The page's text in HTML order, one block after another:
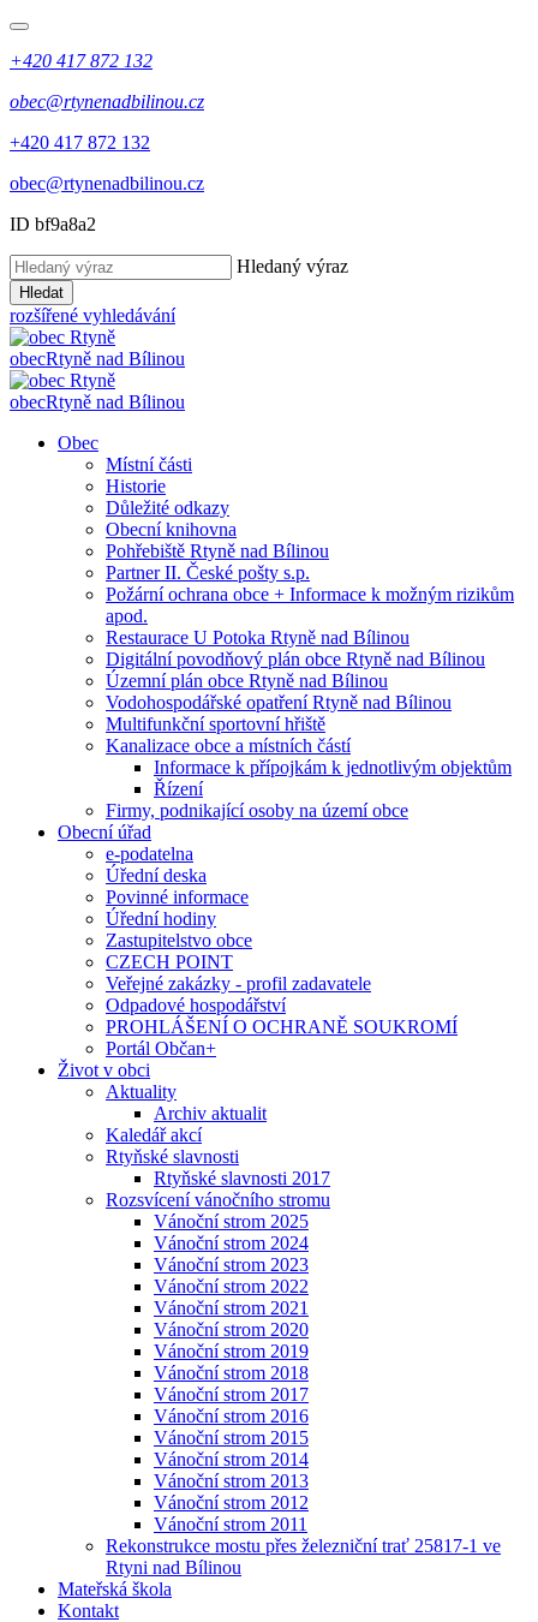
+420 417 872 132
obec@rtynenadbilinou.cz
+420 417 872 132
obec@rtynenadbilinou.cz
ID bf9a8a2
Hledaný výraz
Hledat
rozšířené vyhledávání
obecRtyně nad Bílinou
obecRtyně nad Bílinou
Obec
Místní části
Historie
Důležité odkazy
Obecní knihovna
Pohřebiště Rtyně nad Bílinou
Partner II. České pošty s.p.
Požární ochrana obce + Informace k možným rizikům
apod.
Restaurace U Potoka Rtyně nad Bílinou
Digitální povodňový plán obce Rtyně nad Bílinou
Územní plán obce Rtyně nad Bílinou
Vodohospodářské opatření Rtyně nad Bílinou
Multifunkční sportovní hřiště
Kanalizace obce a místních částí
Informace k přípojkám k jednotlivým objektům
Řízení
Firmy, podnikající osoby na území obce
Obecní úřad
e-podatelna
Úřední deska
Povinné informace
Úřední hodiny
Zastupitelstvo obce
CZECH POINT
Veřejné zakázky - profil zadavatele
Odpadové hospodářství
PROHLÁŠENÍ O OCHRANĚ SOUKROMÍ
Portál Občan+
Život v obci
Aktuality
Archiv aktualit
Kaledář akcí
Rtyňské slavnosti
Rtyňské slavnosti 2017
Rozsvícení vánočního stromu
Vánoční strom 2025
Vánoční strom 2024
Vánoční strom 2023
Vánoční strom 2022
Vánoční strom 2021
Vánoční strom 2020
Vánoční strom 2019
Vánoční strom 2018
Vánoční strom 2017
Vánoční strom 2016
Vánoční strom 2015
Vánoční strom 2014
Vánoční strom 2013
Vánoční strom 2012
Vánoční strom 2011
Rekonstrukce mostu přes železniční trať 25817-1 ve
Rtyni nad Bílinou
Mateřská škola
Kontakt